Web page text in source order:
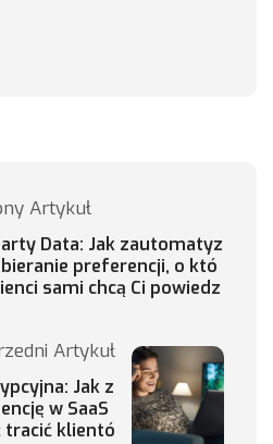
Artykuł
Data: Jak zautomatyz
preferencji, o któ
sami chcą Ci powiedz
Artykuł
Jak z
w SaaS
tracić klientó